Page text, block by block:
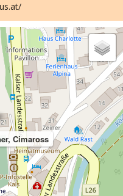
Cimaross